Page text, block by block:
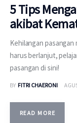
5 Tips
akibat
Kehilangan
harus berlanjut,
pasangan di sini!
BY FITRI CHAERONI
READ MORE